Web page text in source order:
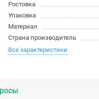
Ростовка
Упаковка
Материал
Страна производитель
Все характеристики